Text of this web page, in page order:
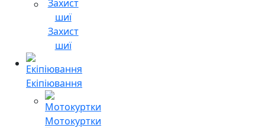
Захист
шиї
Екіпіювання
Мотокуртки